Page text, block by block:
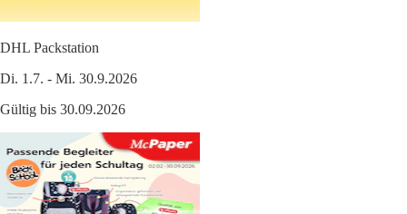
DHL Packstation
Di. 1.7. - Mi. 30.9.2026
Gültig bis 30.09.2026